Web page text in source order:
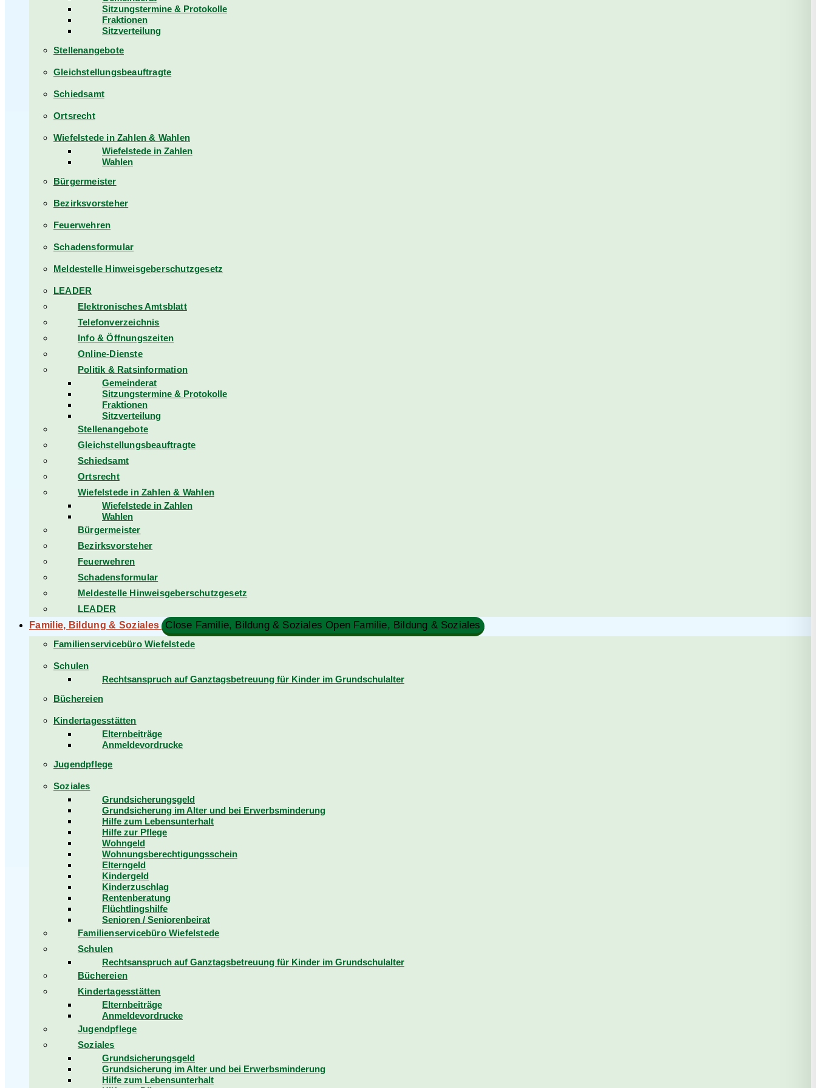
Sitzungstermine & Protokolle
Fraktionen
Sitzverteilung
Stellenangebote
Gleichstellungsbeauftragte
Schiedsamt
Ortsrecht
Wiefelstede in Zahlen & Wahlen
Wiefelstede in Zahlen
Wahlen
Bürgermeister
Bezirksvorsteher
Feuerwehren
Schadensformular
Meldestelle Hinweisgeberschutzgesetz
LEADER
Elektronisches Amtsblatt
Telefonverzeichnis
Info & Öffnungszeiten
Online-Dienste
Politik & Ratsinformation
Gemeinderat
Sitzungstermine & Protokolle
Fraktionen
Sitzverteilung
Stellenangebote
Gleichstellungsbeauftragte
Schiedsamt
Ortsrecht
Wiefelstede in Zahlen & Wahlen
Wiefelstede in Zahlen
Wahlen
Bürgermeister
Bezirksvorsteher
Feuerwehren
Schadensformular
Meldestelle Hinweisgeberschutzgesetz
LEADER
Familie, Bildung & Soziales Close Familie, Bildung & Soziales Open Familie, Bildung & Soziales
Familienservicebüro Wiefelstede
Schulen
Rechtsanspruch auf Ganztagsbetreuung für Kinder im Grundschulalter
Büchereien
Kindertagesstätten
Elternbeiträge
Anmeldevordrucke
Jugendpflege
Soziales
Grundsicherungsgeld
Grundsicherung im Alter und bei Erwerbsminderung
Hilfe zum Lebensunterhalt
Hilfe zur Pflege
Wohngeld
Wohnungsberechtigungsschein
Elterngeld
Kindergeld
Kinderzuschlag
Rentenberatung
Flüchtlingshilfe
Senioren / Seniorenbeirat
Familienservicebüro Wiefelstede
Schulen
Rechtsanspruch auf Ganztagsbetreuung für Kinder im Grundschulalter
Büchereien
Kindertagesstätten
Elternbeiträge
Anmeldevordrucke
Jugendpflege
Soziales
Grundsicherungsgeld
Grundsicherung im Alter und bei Erwerbsminderung
Hilfe zum Lebensunterhalt